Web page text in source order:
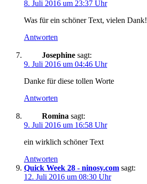
8. Juli 2016 um 23:37 Uhr
Was für ein schöner Text, vielen Dank!
Antworten
Josephine sagt:
9. Juli 2016 um 04:46 Uhr
Danke für diese tollen Worte
Antworten
Romina sagt:
9. Juli 2016 um 16:58 Uhr
ein wirklich schöner Text
Antworten
Quick Week 28 - ninosy.com sagt:
12. Juli 2016 um 08:30 Uhr